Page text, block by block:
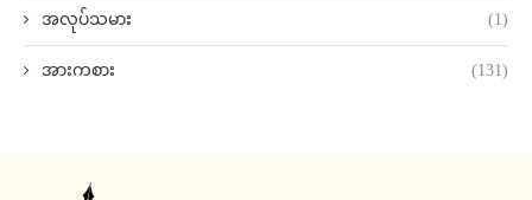
အလုပ်သမား (1)
အားကစား (131)